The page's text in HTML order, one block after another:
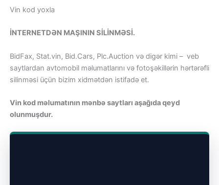
Vin kod yoxla
İNTERNETDƏN MAŞININ SİLİNMƏSİ.
BidFax, Stat.vin, Bid.Cars, Plc.Auction və digər kimi – veb
saytlardan avtomobil məlumatlarını və fotoşəkillərin hərtərəfli
silinməsi üçün bizim xidmətdən istifadə et.
Vin kod məlumatının mənbə saytları aşağıda qeyd
olunmuşdur.